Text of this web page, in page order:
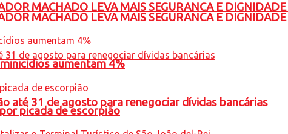
MACHADO LEVA MAIS SEGURANCA E
até 31 de agosto para renegociar dívidas bancárias
MACHADO LEVA MAIS SEGURANCA E
aumentam 4%
picada de escorpião